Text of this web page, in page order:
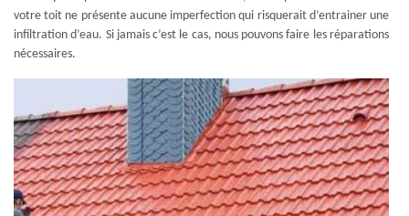
votre toit ne présente aucune imperfection qui risquerait d’entrainer une
infiltration d’eau. Si jamais c’est le cas, nous pouvons faire les réparations
nécessaires.